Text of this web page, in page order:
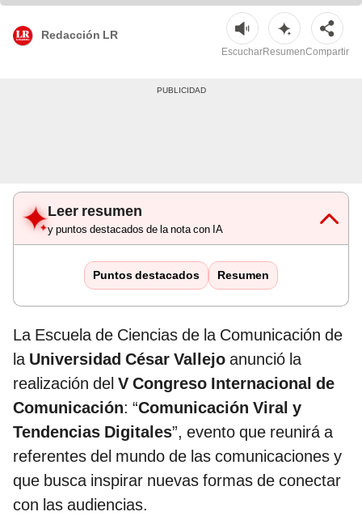
Redacción LR
EscucharResumenCompartir
Leer resumen
y puntos destacados de la nota con IA
Puntos destacados Resumen
La Escuela de Ciencias de la Comunicación de
laUniversidad César Vallejo anunció la
realización del V Congreso Internacional de
Comunicación: “Comunicación Viral y
Tendencias Digitales”, evento que reunirá a
referentes del mundo de las comunicaciones y
que busca inspirar nuevas formas de conectar
con las audiencias.